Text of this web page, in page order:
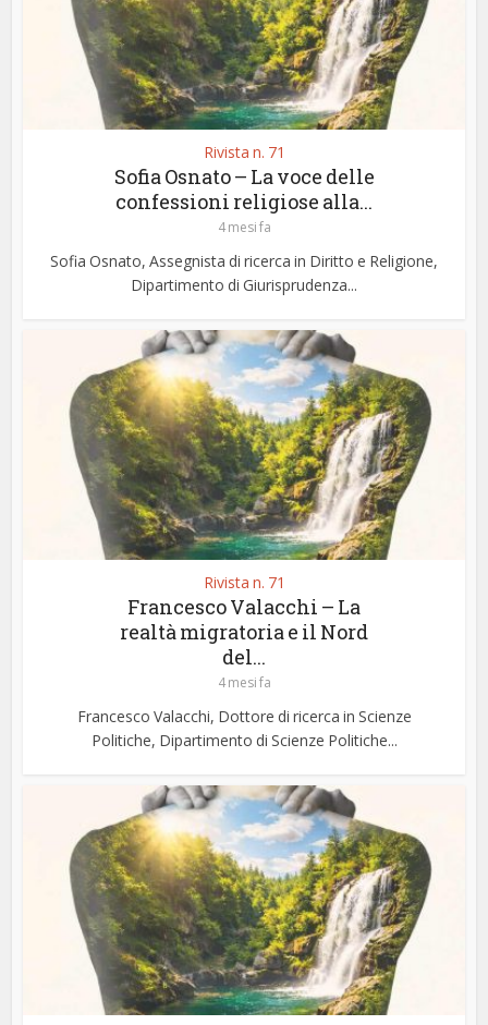
Rivista n. 71
Sofia Osnato – La voce delle
confessioni religiose alla...
4 mesi fa
Sofia Osnato, Assegnista di ricerca in Diritto e Religione,
Dipartimento di Giurisprudenza...
Rivista n. 71
Francesco Valacchi – La
realtà migratoria e il Nord
del...
4 mesi fa
Francesco Valacchi, Dottore di ricerca in Scienze
Politiche, Dipartimento di Scienze Politiche...